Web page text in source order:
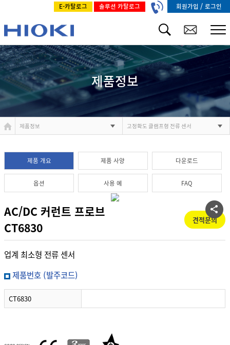
E-카탈로그 솔루션 카탈로그 회원가입 / 로그인
제품정보
제품정보 고정확도 클램프형 전류 센서
AC/DC 커런트 프로브
CT6830
견적문의
업계 최소형 전류 센서
제품 개요 제품 사양 다운로드
옵션 사용 예 FAQ
제품번호 (발주코드)
CT6830